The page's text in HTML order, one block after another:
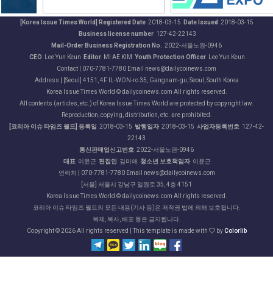
[Korea Issue Times World] Registered Date2018-03-15 Date Issued 2018-03-15
Business license number127-42-22143
Mail-Order Business Registration No. 2022-서울노원-0946
CEO Lee Yun Keun Editor MI AE KIM Youth Protection Officer Lee Yun Keun
Contact | 070-7781-7780 Email news@dailycoinews.com
Address | [Seoul] 4151, 4F IL-WON-ro 35, Gangnam-gu, Seoul, South Korea
Korea Issue Times World © dailycoinews.com All rights reserved.
All contents (articles, etc.) of Korea Issue Times World are protected by copyright law.
Reproduction, copying, distribution, etc. are prohibited.
[코리아 이슈 타임즈 월드] 등록일 2018-03-15 발행일자 2018-03-15 사업자등록번호 127-42-
22143
통신판매업신고번호 2022-서울노원-0946
대표 이윤근 편집인 김미애 청소년 보호책임자 이윤근
연락처 | 070-7781-7780 Email news@dailycoinews.com
[서울] 서울시 강남구 일원로 35, 4층 4151
Korea Issue Times World © dailycoinews.com All rights reserved.
코리아 이슈 타임즈 월드의 모든 내용(기사 등)은 저작권 법에 의해 보호됩니다.
복제, 복사, 배포 등은 금지됩니다.
Copyright ©2026 All rights reserved | This template is made with byColorlib